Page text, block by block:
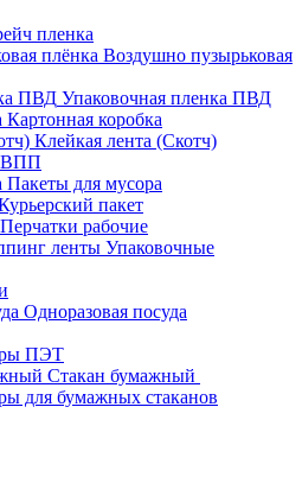
пленка
Воздушно пузырьковая
Упаковочная пленка ПВД
Картонная коробка
Клейкая лента (Скотч)
ВПП
Пакеты для мусора
пакет
Перчатки рабочие
Упаковочные
Одноразовая посуда
ПЭТ
Стакан бумажный
для бумажных стаканов